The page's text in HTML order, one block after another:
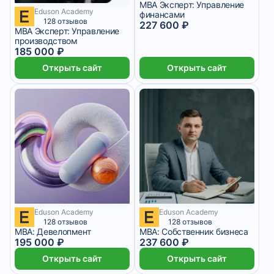
15 416 ₽/мес 10 месяцев
Eduson Academy
128 отзывов
MBA Эксперт: Управление
производством
185 000 ₽
Открыть сайт
MBA Эксперт: Управление
финансами
227 600 ₽
Открыть сайт
16 250 ₽/мес 10 месяцев
Eduson Academy
128 отзывов
MBA: Девелопмент
195 000 ₽
Открыть сайт
19 800 ₽/мес 12 месяцев
Eduson Academy
128 отзывов
MBA: Собственник бизнеса
237 600 ₽
Открыть сайт